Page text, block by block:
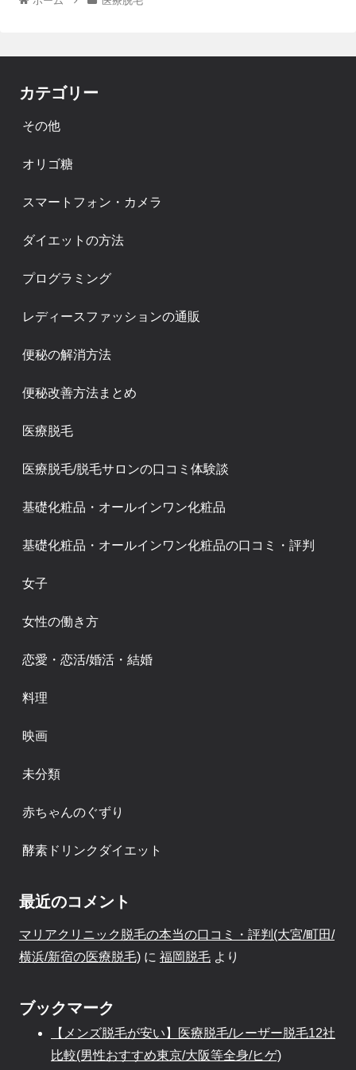
カテゴリー
その他
オリゴ糖
スマートフォン・カメラ
ダイエットの方法
プログラミング
レディースファッションの通販
便秘の解消方法
便秘改善方法まとめ
医療脱毛
医療脱毛/脱毛サロンの口コミ体験談
基礎化粧品・オールインワン化粧品
基礎化粧品・オールインワン化粧品の口コミ・評判
女子
女性の働き方
恋愛・恋活/婚活・結婚
料理
映画
未分類
赤ちゃんのぐずり
酵素ドリンクダイエット
最近のコメント
マリアクリニック脱毛の本当の口コミ・評判(大宮/町田/
横浜/新宿の医療脱毛) に 福岡脱毛 より
ブックマーク
【メンズ脱毛が安い】医療脱毛/レーザー脱毛12社
比較(男性おすすめ東京/大阪等全身/ヒゲ)